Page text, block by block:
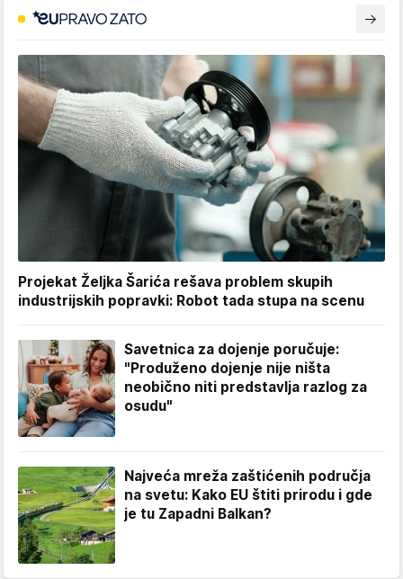
Projekat Željka Šarića rešava problem skupih
industrijskih popravki: Robot tada stupa na scenu
Savetnica za dojenje poručuje:
"Produženo dojenje nije ništa
neobično niti predstavlja razlog za
osudu"
Najveća mreža zaštićenih područja
na svetu: Kako EU štiti prirodu i gde
je tu Zapadni Balkan?